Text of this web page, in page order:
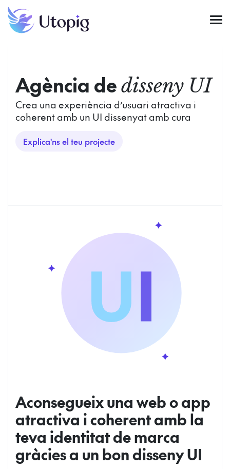
Agència dedisseny UI
Crea una experiència d’usuari atractiva i
coherent amb un UI dissenyat amb cura
Explica'ns el teu projecte
Aconsegueix una web o app
atractiva i coherent amb la
teva identitat de marca
gràcies a un bon disseny UI